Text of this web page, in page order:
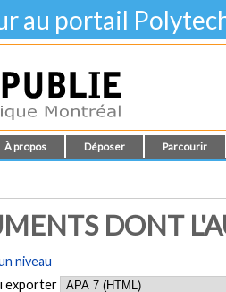
au portail
À propos Déposer Parcourir
DONT
niveau
exporter